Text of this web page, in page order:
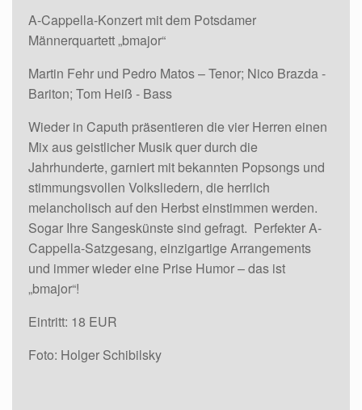
A-Cappella-Konzert mit dem Potsdamer
Männerquartett „bmajor“
Martin Fehr und Pedro Matos – Tenor; Nico Brazda -
Bariton; Tom Heiß - Bass
Wieder in Caputh präsentieren die vier Herren einen
Mix aus geistlicher Musik quer durch die
Jahrhunderte, garniert mit bekannten Popsongs und
stimmungsvollen Volksliedern, die herrlich
melancholisch auf den Herbst einstimmen werden.
Sogar Ihre Sangeskünste sind gefragt. Perfekter A-
Cappella-Satzgesang, einzigartige Arrangements
und immer wieder eine Prise Humor – das ist
„bmajor“!
Eintritt: 18 EUR
Foto: Holger Schibilsky